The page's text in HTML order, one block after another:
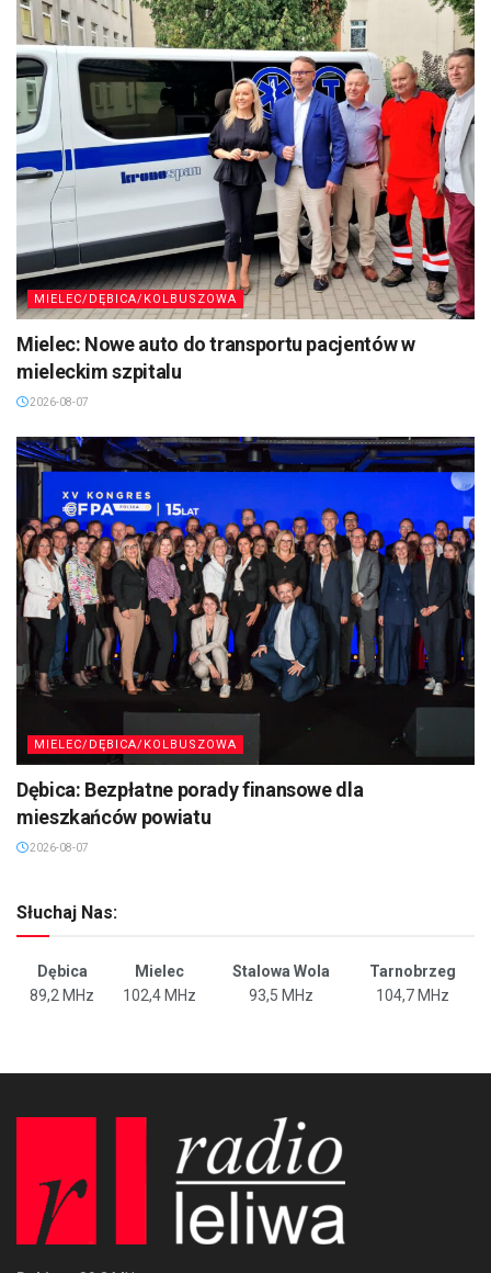
MIELEC/DĘBICA/KOLBUSZOWA
Mielec: Nowe auto do transportu pacjentów w
mieleckim szpitalu
2026-08-07
MIELEC/DĘBICA/KOLBUSZOWA
Dębica: Bezpłatne porady finansowe dla
mieszkańców powiatu
2026-08-07
Słuchaj Nas:
Dębica Mielec Stalowa Wola
Tarnobrzeg
89,2 MHz
102,4 MHz 93,5 MHz 104,7 MHz